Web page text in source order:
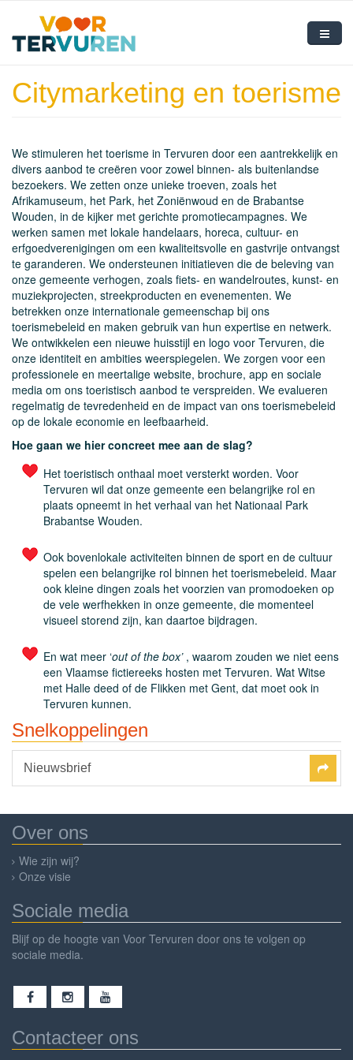
Home
Ons bestuur
Onze visie
Nieuws
Contact
Citymarketing en toerisme
We stimuleren het toerisme in Tervuren door een aantrekkelijk en
divers aanbod te creëren voor zowel binnen- als buitenlandse
bezoekers. We zetten onze unieke troeven, zoals het
Afrikamuseum, het Park, het Zoniënwoud en de Brabantse
Wouden, in de kijker met gerichte promotiecampagnes. We
werken samen met lokale handelaars, horeca, cultuur- en
erfgoedverenigingen om een kwaliteitsvolle en gastvrije ontvangst
te garanderen. We ondersteunen initiatieven die de beleving van
onze gemeente verhogen, zoals fiets- en wandelroutes, kunst- en
muziekprojecten, streekproducten en evenementen. We
betrekken onze internationale gemeenschap bij ons
toerismebeleid en maken gebruik van hun expertise en netwerk.
We ontwikkelen een nieuwe huisstijl en logo voor Tervuren, die
onze identiteit en ambities weerspiegelen. We zorgen voor een
professionele en meertalige website, brochure, app en sociale
media om ons toeristisch aanbod te verspreiden. We evalueren
regelmatig de tevredenheid en de impact van ons toerismebeleid
op de lokale economie en leefbaarheid.
Hoe gaan we hier concreet mee aan de slag?
Het toeristisch onthaal moet versterkt worden. Voor
Tervuren wil dat onze gemeente een belangrijke rol en
plaats opneemt in het verhaal van het Nationaal Park
Brabantse Wouden.
Ook bovenlokale activiteiten binnen de sport en de cultuur
spelen een belangrijke rol binnen het toerismebeleid. Maar
ook kleine dingen zoals het voorzien van promodoeken op
de vele werfhekken in onze gemeente, die momenteel
visueel storend zijn, kan daartoe bijdragen.
En wat meer ‘out of the box’, waarom zouden we niet eens
een Vlaamse fictiereeks hosten met Tervuren. Wat Witse
met Halle deed of de Flikken met Gent, dat moet ook in
Tervuren kunnen.
Snelkoppelingen
Nieuwsbrief
Over ons
Wie zijn wij?
Onze visie
Sociale media
Blijf op de hoogte van Voor Tervuren door ons te volgen op
sociale media.
Contacteer ons